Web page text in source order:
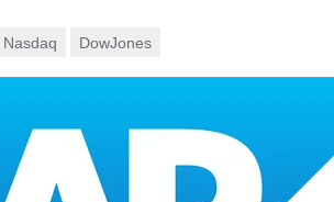
Nasdaq DowJones